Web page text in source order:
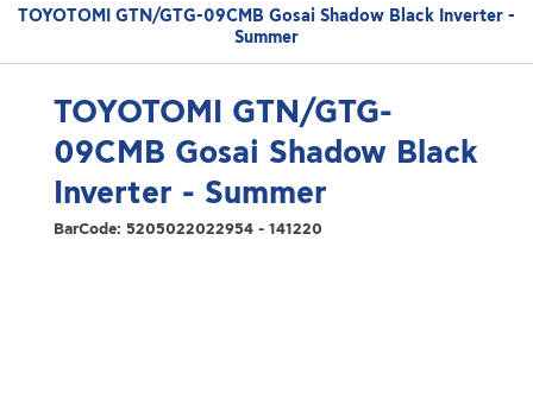
TOYOTOMI GTN/GTG-09CMB Gosai Shadow Black Inverter -
Summer
TOYOTOMI GTN/GTG-
09CMB Gosai Shadow Black
Inverter - Summer
BarCode: 5205022022954 - 141220